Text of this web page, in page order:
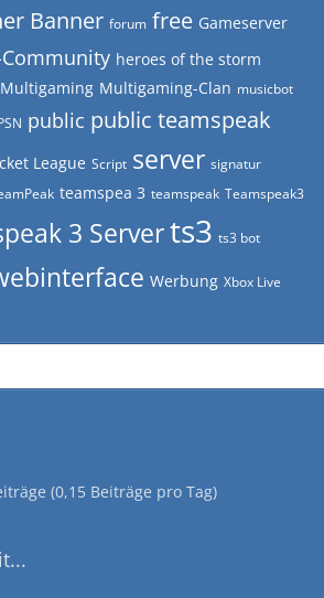
Banner forum free Gameserver
heroes of the storm
Multigaming Multigaming-Clan musicbot
public public teamspeak
League Script server signatur
teamspea 3 teamspeak Teamspeak3
3 Serverts3 ts3 bot
Werbung Xbox Live
(0,15 Beiträge pro Tag)